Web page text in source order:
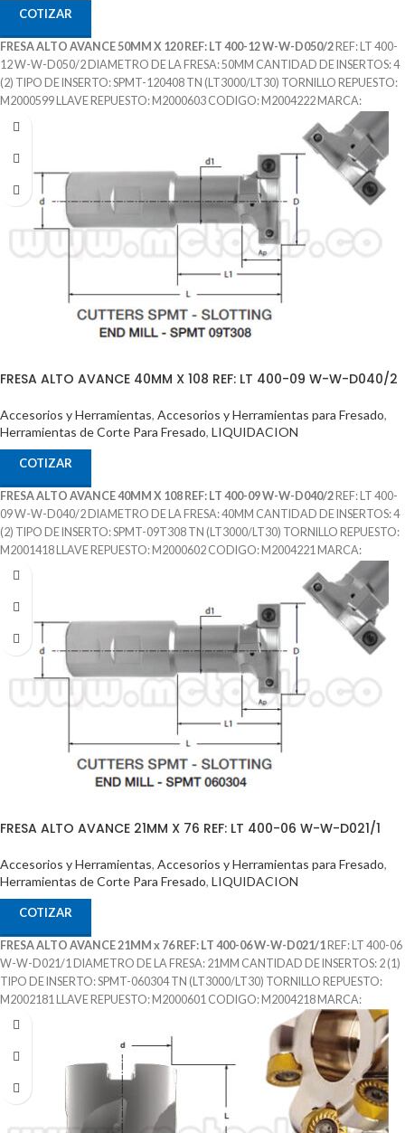
COTIZAR
FRESA ALTO AVANCE 50MM X 120 REF: LT 400-12 W-W-D050/2 REF: LT 400-
12 W-W-D050/2 DIAMETRO DE LA FRESA: 50MM CANTIDAD DE INSERTOS: 4
(2) TIPO DE INSERTO: SPMT-120408 TN (LT3000/LT30) TORNILLO REPUESTO:
M2000599 LLAVE REPUESTO: M2000603 CODIGO: M2004222 MARCA:
LAMINA
FRESA ALTO AVANCE 40MM X 108 REF: LT 400-09 W-W-D040/2
Accesorios y Herramientas, Accesorios y Herramientas para Fresado,
Herramientas de Corte Para Fresado, LIQUIDACION
COTIZAR
FRESA ALTO AVANCE 40MM X 108 REF: LT 400-09 W-W-D040/2 REF: LT 400-
09 W-W-D040/2 DIAMETRO DE LA FRESA: 40MM CANTIDAD DE INSERTOS: 4
(2) TIPO DE INSERTO: SPMT-09T308 TN (LT3000/LT30) TORNILLO REPUESTO:
M2001418 LLAVE REPUESTO: M2000602 CODIGO: M2004221 MARCA:
LAMINA
FRESA ALTO AVANCE 21MM X 76 REF: LT 400-06 W-W-D021/1
Accesorios y Herramientas, Accesorios y Herramientas para Fresado,
Herramientas de Corte Para Fresado, LIQUIDACION
COTIZAR
FRESA ALTO AVANCE 21MM x 76 REF: LT 400-06 W-W-D021/1REF: LT 400-06
W-W-D021/1 DIAMETRO DE LA FRESA: 21MM CANTIDAD DE INSERTOS: 2 (1)
TIPO DE INSERTO: SPMT-060304 TN (LT3000/LT30) TORNILLO REPUESTO:
M2002181 LLAVE REPUESTO: M2000601 CODIGO: M2004218 MARCA:
LAMINA